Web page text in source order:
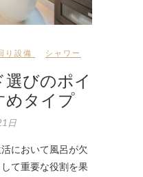
り設備 シャワー
びのポイ
めタイプ
日
において風呂が欠
て重要な役割を果